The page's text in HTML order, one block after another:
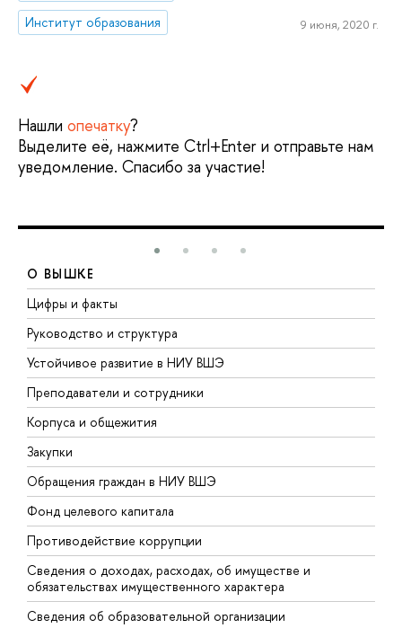
Институт образования
9 июня, 2020 г.
Нашли опечатку?
Выделите её, нажмите Ctrl+Enter и отправьте нам
уведомление. Спасибо за участие!
О ВЫШКЕ
Цифры и факты
Руководство и структура
Устойчивое развитие в НИУ ВШЭ
Преподаватели и сотрудники
Корпуса и общежития
Закупки
Обращения граждан в НИУ ВШЭ
Фонд целевого капитала
Противодействие коррупции
Сведения о доходах, расходах, об имуществе и
обязательствах имущественного характера
Сведения об образовательной организации